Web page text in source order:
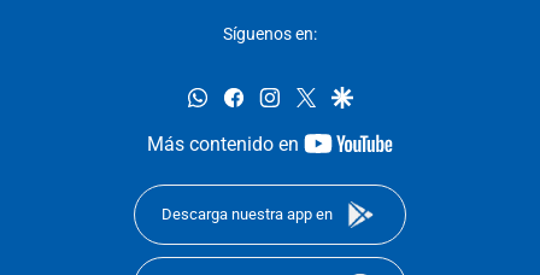
Síguenos en:
whatsappfacebookinstagram
twittergoogle
Más contenido en
youtube-
Descarga nuestra app en